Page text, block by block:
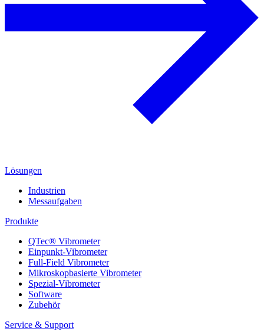
Lösungen
Industrien
Messaufgaben
Produkte
QTec® Vibrometer
Einpunkt-Vibrometer
Full-Field Vibrometer
Mikroskopbasierte Vibrometer
Spezial-Vibrometer
Software
Zubehör
Service & Support